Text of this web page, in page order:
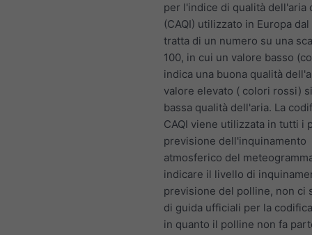
per l'indice di qualità dell'aria
(CAQI) utilizzato in Europa
tratta di un numero su una
100, in cui un valore basso
indica una buona qualità
valore elevato ( colori rossi)
bassa qualità dell'aria. La
CAQI viene utilizzata in tutti i
previsione dell'inquinamento
atmosferico del
indicare il livello di
previsione del polline, non ci
di guida ufficiali per la
in quanto il polline non fa